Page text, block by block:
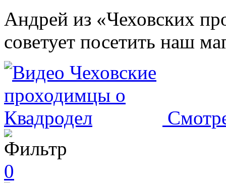
Андрей из «Чеховских
советует посетить наш
0